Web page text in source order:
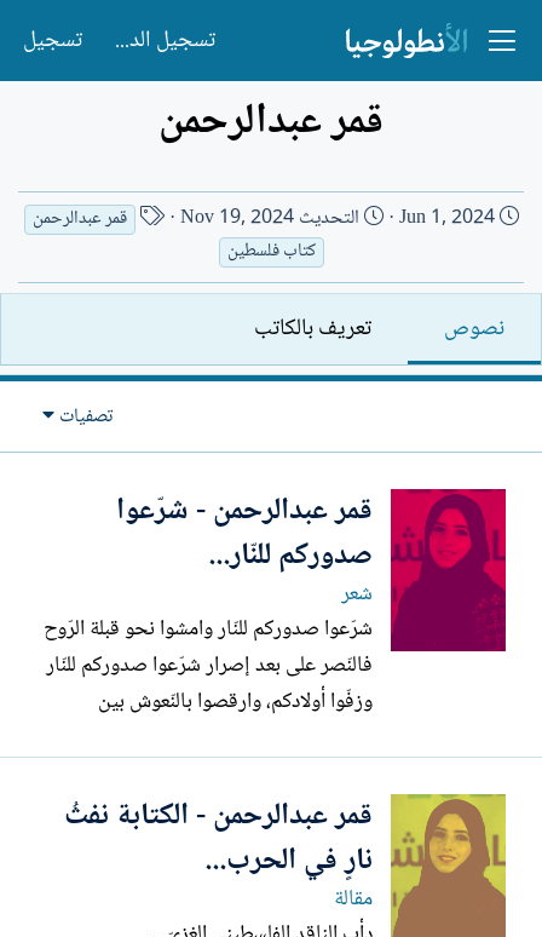
تسجيل الدخول تسجيل
قمر عبدالرحمن
ت
ر
ي
خ
ا
ل
ن
ء
Jun 1, 2024 التحديث Nov 19, 2024
ا
م
ا
ك
ا
ب
قمر عبدالرحمن
كتاب فلسطين
نصوص تعريف بالكاتب
تصفيات
قمر عبدالرحمن - شرّعوا
صدوركم للنّار...
شعر
شرّعوا صدوركم للنّار وامشوا نحو قبلة الرّوح
فالنّصر على بعد إصرار شرّعوا صدوركم للنّار
وزفّوا أولادكم، وارقصوا بالنّعوش بين
عن مجدٍ ولا تبكوا البلاد العربيّة اصعدوا
للسّماء.. وصيروا سحابًا وغيمة ثمّ اصرخوا
بصوت...
قمر عبدالرحمن - الكتابة نفثُ
نارٍ في الحرب...
مقالة